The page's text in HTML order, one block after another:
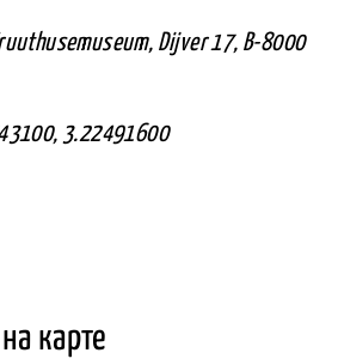
Dijver 17, B-8000
3.22491600
карте